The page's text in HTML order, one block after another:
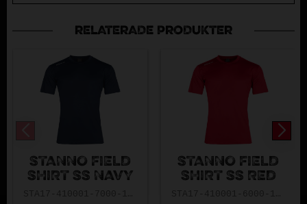
RELATERADE PRODUKTER
STANNO FIELD
SHIRT SS NAVY
STANNO FIELD
SHIRT SS RED